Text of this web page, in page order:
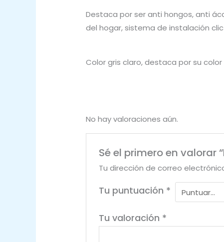
Destaca por ser anti hongos, anti
del hogar, sistema de instalación
Color gris claro, destaca por su
No hay valoraciones aún.
Sé el primero en valorar
Tu dirección de correo
Tu puntuación *
Tu valoración *